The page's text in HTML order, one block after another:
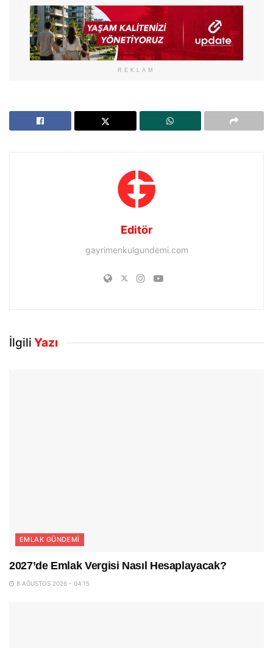
REKLAM
Editör
gayrimenkulgundemi.com
İlgili Yazı
EMLAK GÜNDEMI
2027’de Emlak Vergisi Nasıl Hesaplayacak?
8 AĞUSTOS 2026 - 04:15